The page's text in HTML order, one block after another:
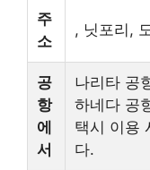
주
소
, 닛포리,
공
항
에
서
나리타 공
하네다 공
택시 이용
다.